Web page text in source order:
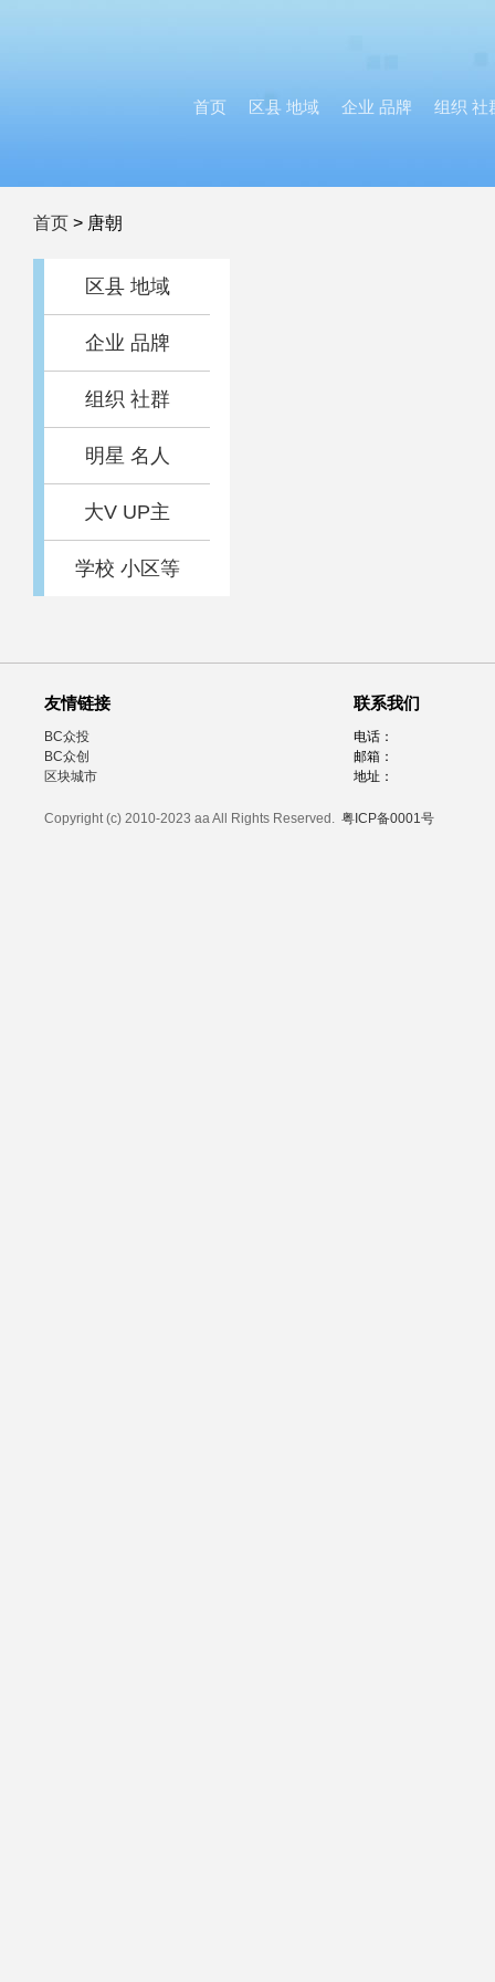
首页 区县 地域 企业 品牌 组织 社
首页 > 唐朝
区县 地域
企业 品牌
组织 社群
明星 名人
大V UP主
学校 小区等
友情链接
BC众投
BC众创
区块城市
联系我们
电话：
邮箱：
地址：
Copyright (c) 2010-2023 aa All Rights Reserved. 粤ICP备0001号